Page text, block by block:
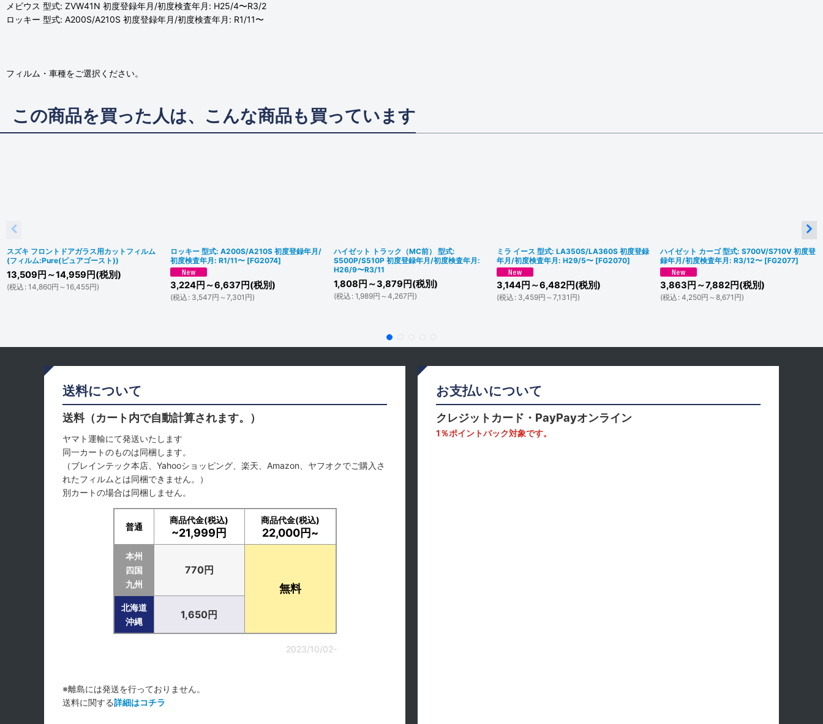
メビウス 型式: ZVW41N 初度登録年月/初度検査年月: H25/4〜R3/2
ロッキー 型式: A200S/A210S 初度登録年月/初度検査年月: R1/11〜
フィルム・車種をご選択ください。
この商品を買った人は、こんな商品も買っています
スズキ フロントドアガラス用カットフィルム
(フィルム:Pure(ピュアゴースト))
13,509 円 ～14,959 円(税別)
(税込 : 14,860円 ～16,455円)
ロッキー 型式: A200S/A210S 初度登録年月/
初度検査年月: R1/11〜 [FG2074]
3,224円 ～6,637 円(税別)
(税込 : 3,547円 ～7,301 円)
ハイゼット トラック（MC前） 型式:
S500P/S510P 初度登録年月/初度検査年月:
H26/9〜R3/11
1,808 円 ～3,879 円(税別)
(税込 : 1,989円 ～4,267円)
ミラ イース 型式: LA350S/LA360S 初度登録
年月/初度検査年月: H29/5〜 [FG2070]
3,144円 ～6,482円(税別)
(税込 : 3,459円 ～7,131 円)
ハイゼット カーゴ 型式: S700V/S710V 初度登
録年月/初度検査年月: R3/12〜 [FG2077]
3,863 円 ～7,882円(税別)
(税込 : 4,250円 ～8,671 円)
送料について
送料（カート内で自動計算されます。）
ヤマト運輸にて発送いたします
同一カートのものは同梱します。
（ブレインテック本店、Yahooショッピング、楽天、Amazon、ヤフオクでご購入さ
れたフィルムとは同梱できません。）
別カートの場合は同梱しません。
普通
商品代金(税込)
~21,999円
商品代金(税込)
22,000円~
本州
四国
九州
770円
無料
北海道
沖縄
1,650円
2023/10/02-
※離島には発送を行っておりません。
送料に関する詳細はコチラ
お支払いについて
クレジットカード・PayPayオンライン
1％ポイントバック対象です。